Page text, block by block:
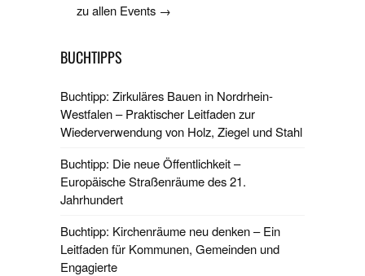
zu allen Events →
BUCHTIPPS
Buchtipp: Zirkuläres Bauen in Nordrhein-
Westfalen – Praktischer Leitfaden zur
Wiederverwendung von Holz, Ziegel und Stahl
Buchtipp: Die neue Öffentlichkeit –
Europäische Straßenräume des 21.
Jahrhundert
Buchtipp: Kirchenräume neu denken – Ein
Leitfaden für Kommunen, Gemeinden und
Engagierte